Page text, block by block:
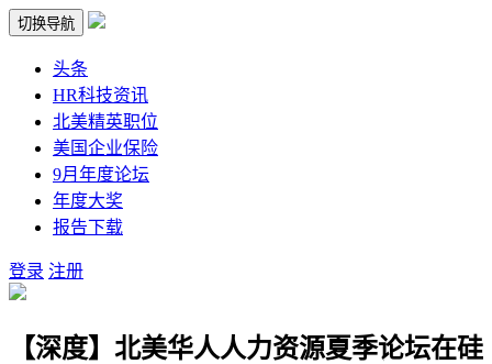
切换导航
头条
HR科技资讯
北美精英职位
美国企业保险
9月年度论坛
年度大奖
报告下载
登录 注册
【深度】北美华人人力资源夏季论坛在硅